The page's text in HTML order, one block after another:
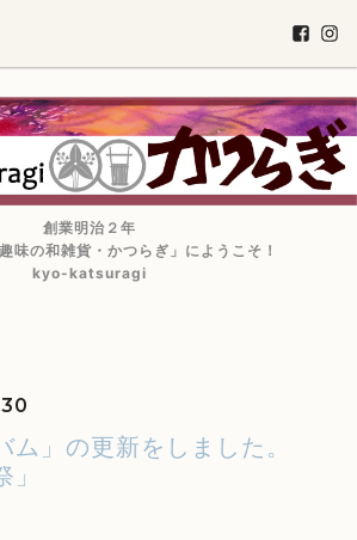
創業明治２年
味の和雑貨・かつらぎ」にようこそ！
kyo-katsuragi
ム」の更新をしました。